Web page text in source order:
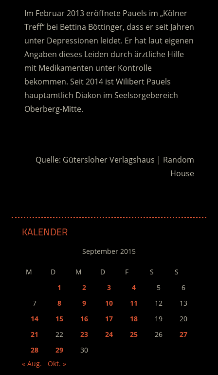
Im Februar 2013 eröffnete Pauels im „Kölner
Treff“ bei Bettina Böttinger, dass er seit Jahren
unter Depressionen leidet. Er hat laut eigenen
Angaben dieses Leiden durch ärztliche Hilfe
mit Medikamenten unter Kontrolle
bekommen. Seit 2014 ist Wilibert Pauels
hauptamtlich Diakon im Seelsorgebereich
Oberberg-Mitte.
Quelle: Gütersloher Verlagshaus | Random
House
KALENDER
September 2015
M D M D F S
S
1
2 3 4 5
6
7
8 9 10 11 12
13
14
15 16 17 18 19
20
21
22 23 24 25 26
27
28
29
30
« Aug.
Okt. »